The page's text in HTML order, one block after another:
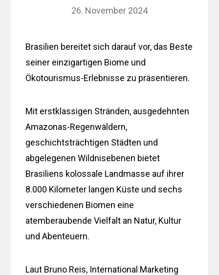
26. November 2024
Brasilien bereitet sich darauf vor, das Beste
seiner einzigartigen Biome und
Ökotourismus-Erlebnisse zu präsentieren.
Mit erstklassigen Stränden, ausgedehnten
Amazonas-Regenwäldern,
geschichtsträchtigen Städten und
abgelegenen Wildnisebenen bietet
Brasiliens kolossale Landmasse auf ihrer
8.000 Kilometer langen Küste und sechs
verschiedenen Biomen eine
atemberaubende Vielfalt an Natur, Kultur
und Abenteuern.
Laut Bruno Reis, International Marketing